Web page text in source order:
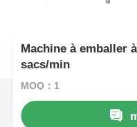
Machine à emballer
sacs/min
MOQ：1